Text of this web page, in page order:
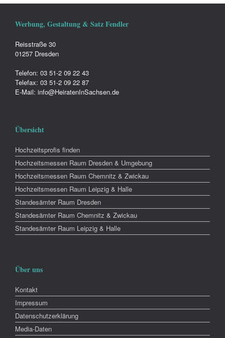
Werbung, Gestaltung & Satz Fendler
Reisstraße 30
01257 Dresden
Telefon: 03 51-2 09 22 43
Telefax: 03 51-2 09 22 87
E-Mail: info@HeiratenInSachsen.de
Übersicht
Hochzeitsprofis finden
Hochzeitsmessen Raum Dresden & Umgebung
Hochzeitsmessen Raum Chemnitz & Zwickau
Hochzeitsmessen Raum Leipzig & Halle
Standesämter Raum Dresden
Standesämter Raum Chemnitz & Zwickau
Standesämter Raum Leipzig & Halle
Über uns
Kontakt
Impressum
Datenschutzerklärung
Media-Daten